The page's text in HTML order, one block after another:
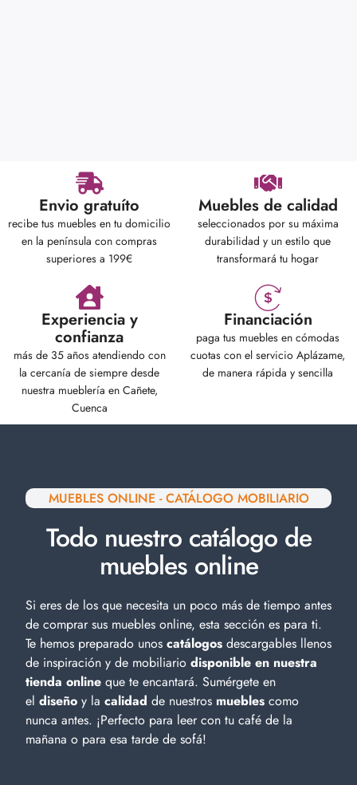
Envio gratuíto
recibe tus muebles en tu domicilio
en la península con compras
superiores a 199€
Muebles de calidad
seleccionados por su máxima
durabilidad y un estilo que
transformará tu hogar
Experiencia y
confianza
más de 35 años atendiendo con
la cercanía de siempre desde
nuestra mueblería en Cañete,
Cuenca
Financiación
paga tus muebles en cómodas
cuotas con el servicio Aplázame,
de manera rápida y sencilla
MUEBLES ONLINE - CATÁLOGO MOBILIARIO
Todo nuestro catálogo de
muebles online
Si eres de los que necesita un poco más de tiempo antes
de comprar sus muebles online, esta sección es para ti.
Te hemos preparado unos catálogos descargables llenos
de inspiración y de mobiliario disponible en nuestra
tienda online que te encantará. Sumérgete en
el diseño y la calidad de nuestros muebles como
nunca antes. ¡Perfecto para leer con tu café de la
mañana o para esa tarde de sofá!